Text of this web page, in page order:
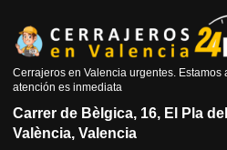
Cerrajeros en Valencia urgentes. Estamos
atención es inmediata
Carrer de Bèlgica, 16, El Pla
València, Valencia